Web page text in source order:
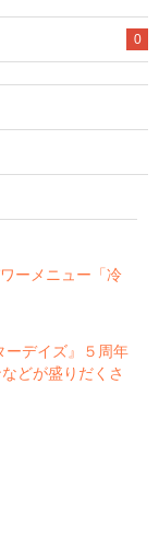
0
ーメニュー「冷
ーデイズ』５周年
どが盛りだくさ